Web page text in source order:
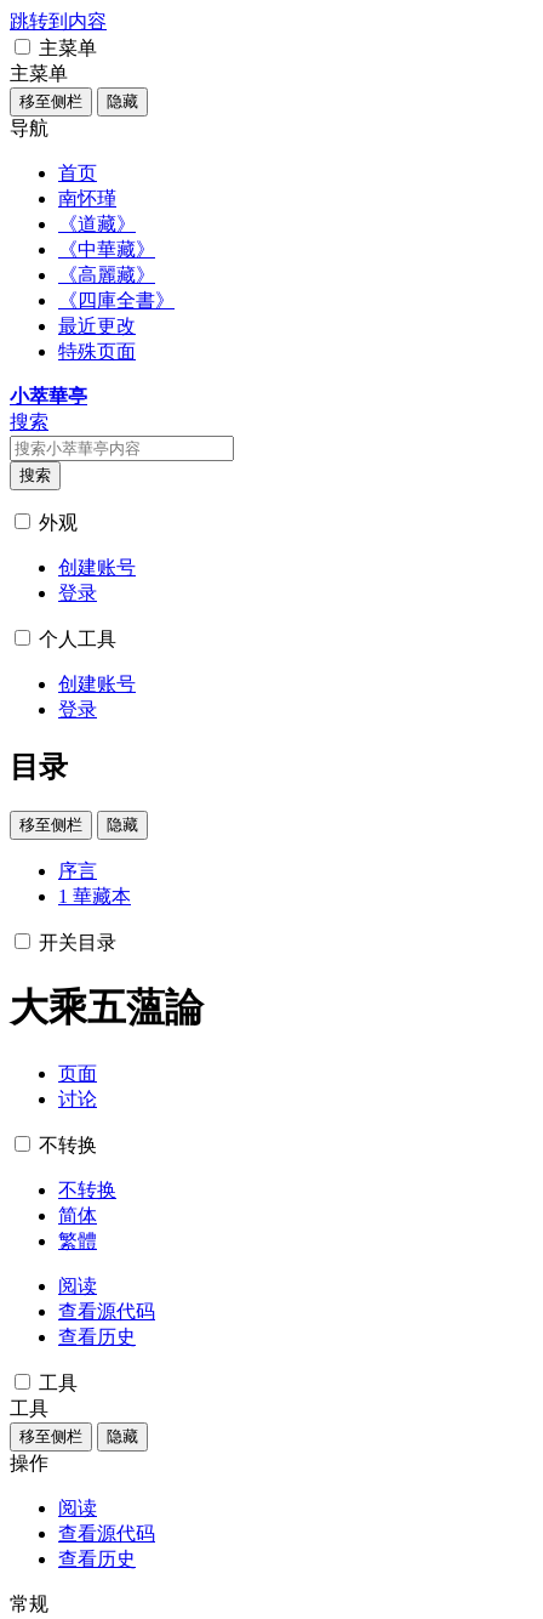
跳转到内容
主菜单
主菜单
移至侧栏 隐藏
导航
首页
南怀瑾
《道藏》
《中華藏》
《高麗藏》
《四庫全書》
最近更改
特殊页面
小萃華亭
搜索
搜索
外观
创建账号
登录
个人工具
创建账号
登录
目录
移至侧栏 隐藏
序言
1 華藏本
开关目录
大乘五薀論
页面
讨论
不转换
不转换
简体
繁體
阅读
查看源代码
查看历史
工具
工具
移至侧栏 隐藏
操作
阅读
查看源代码
查看历史
常规